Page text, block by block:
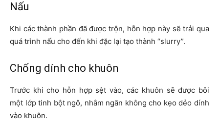
Nấu
Khi các thành phần đã được trộn, hỗn hợp này sẽ trải qua
quá trình nấu cho đến khi đặc lại tạo thành “slurry”.
Chống dính cho khuôn
Trước khi cho hỗn hợp sệt vào, các khuôn sẽ được bôi
một lớp tinh bột ngô, nhằm ngăn không cho kẹo dẻo dính
vào khuôn.